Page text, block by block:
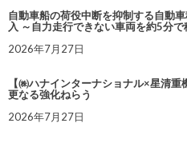
自動車船の荷役中断を抑制する自動
入 ～自力走行できない車両を約5分で
2026年7月27日
【㈱ハナインターナショナル×星清
更なる強化ねらう
2026年7月27日